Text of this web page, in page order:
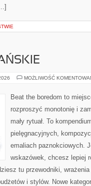
MOŻLIWOŚĆ
Beat the boredom to
rozproszyć monotonię i
mały rytuał. To
pielęgnacyjnych,
emaliach paznokciowych.
wskazówek, chcesz lepiej
tu przewodniki,
i stylów. Nowe